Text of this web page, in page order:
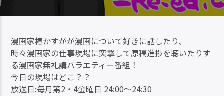
漫画家椿かすがが漫画について好きに話したり、
時々漫画家の仕事現場に突撃して原稿進捗を聴いたりす
る漫画家無礼講バラエティー番組！
今日の現場はどこ？？
放送日:毎月第2・4金曜日 24:00～24:30